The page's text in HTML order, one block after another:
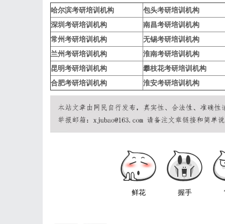
哈尔滨考研培训机构
包头考研培训机构
深圳考研培训机构
南昌考研培训机构
常州考研培训机构
无锡考研培训机构
兰州考研培训机构
淮南考研培训机构
昆明考研培训机构
攀枝花考研培训机构
合肥考研培训机构
淮安考研培训机构
鲜花 握手